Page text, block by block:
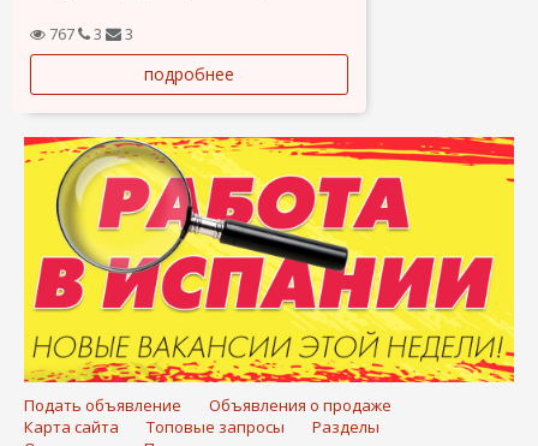
работать на результат, быстро
обучаюсь. Высшие образование,
водительские права категории Б.
Готов рассмотреть варианты.
767 3 3
подробнее
Подать объявление
Объявления о продаже
Карта сайта
Топовые запросы
Разделы